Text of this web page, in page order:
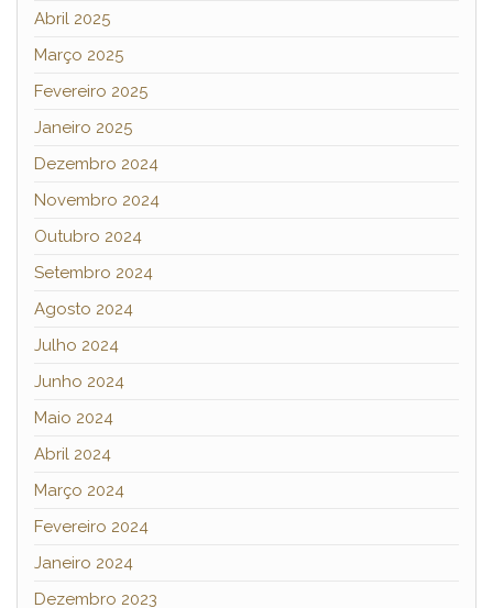
Abril 2025
Março 2025
Fevereiro 2025
Janeiro 2025
Dezembro 2024
Novembro 2024
Outubro 2024
Setembro 2024
Agosto 2024
Julho 2024
Junho 2024
Maio 2024
Abril 2024
Março 2024
Fevereiro 2024
Janeiro 2024
Dezembro 2023